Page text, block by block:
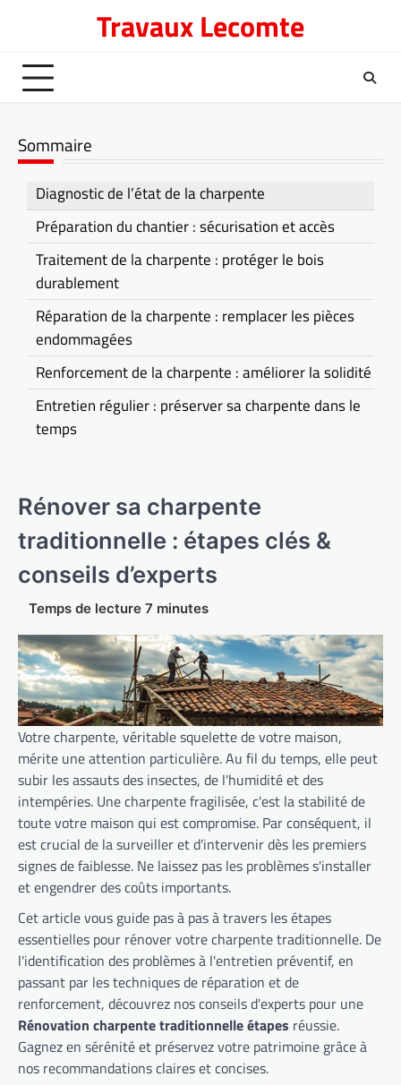
Travaux Lecomte
Rénover sa charpente
traditionnelle : étapes clés &
conseils d’experts
Votre charpente, véritable squelette de votre maison,
mérite une attention particulière. Au fil du temps, elle peut
subir les assauts des insectes, de l'humidité et des
intempéries. Une charpente fragilisée, c'est la stabilité de
toute votre maison qui est compromise. Par conséquent, il
est crucial de la surveiller et d'intervenir dès les premiers
signes de faiblesse. Ne laissez pas les problèmes s'installer
et engendrer des coûts importants.
Cet article vous guide pas à pas à travers les étapes
essentielles pour rénover votre charpente traditionnelle. De
l'identification des problèmes à l'entretien préventif, en
passant par les techniques de réparation et de
renforcement, découvrez nos conseils d'experts pour une
Rénovation charpente traditionnelle étapes réussie.
Gagnez en sérénité et préservez votre patrimoine grâce à
nos recommandations claires et concises.
Sommaire
Diagnostic de l’état de la charpente
Préparation du chantier : sécurisation et accès
Traitement de la charpente : protéger le bois
durablement
Réparation de la charpente : remplacer les pièces
endommagées
Renforcement de la charpente : améliorer la solidité
Entretien régulier : préserver sa charpente dans le
temps